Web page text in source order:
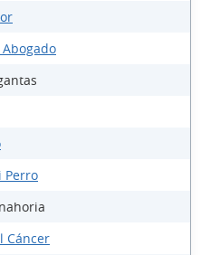
Perro
Cáncer